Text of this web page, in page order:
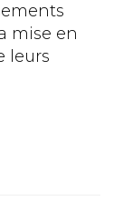
mise en
leurs